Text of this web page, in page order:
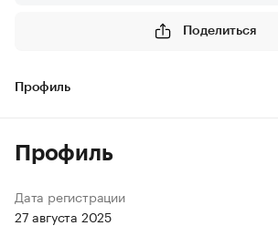
Поделиться
Профиль
Профиль
Дата регистрации
27 августа 2025